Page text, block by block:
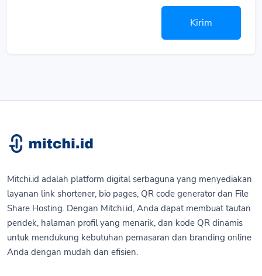
Kirim
Mitchi.id adalah platform digital serbaguna yang menyediakan
layanan link shortener, bio pages, QR code generator dan File
Share Hosting. Dengan Mitchi.id, Anda dapat membuat tautan
pendek, halaman profil yang menarik, dan kode QR dinamis
untuk mendukung kebutuhan pemasaran dan branding online
Anda dengan mudah dan efisien.